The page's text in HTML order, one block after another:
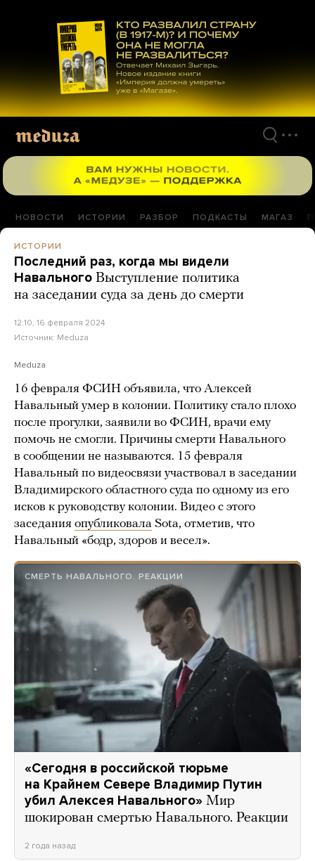
материалам
НОВОСТИ ИСТОРИИ РАЗБОР ПОДКАСТЫ МАГАЗ
ИСТОРИИ
Последний раз, когда мы видели
Навального Выступление политика
на заседании суда за день до смерти
12:10, 16 февраля 2024
Источник: Meduza
Meduza
16 февраля ФСИН объявила, что Алексей
Навальный умер в колонии. Политику стало плохо
после прогулки, заявили во ФСИН, врачи ему
помочь не смогли. Причины смерти Навального
в сообщении не называются. 15 февраля
Навальный по видеосвязи участвовал в заседании
Владимирского областного суда по одному из его
исков к руководству колонии. Видео с этого
заседания опубликовала Sota, отметив, что
Навальный «бодр, здоров и весел».
СМЕРТЬ НАВАЛЬНОГО. РЕАКЦИИ
«Сегодня в российской тюрьме
на Крайнем Севере Владимир Путин
убил Алексея Навального» Мир
шокирован смертью Навального. Реакции
2 года назад